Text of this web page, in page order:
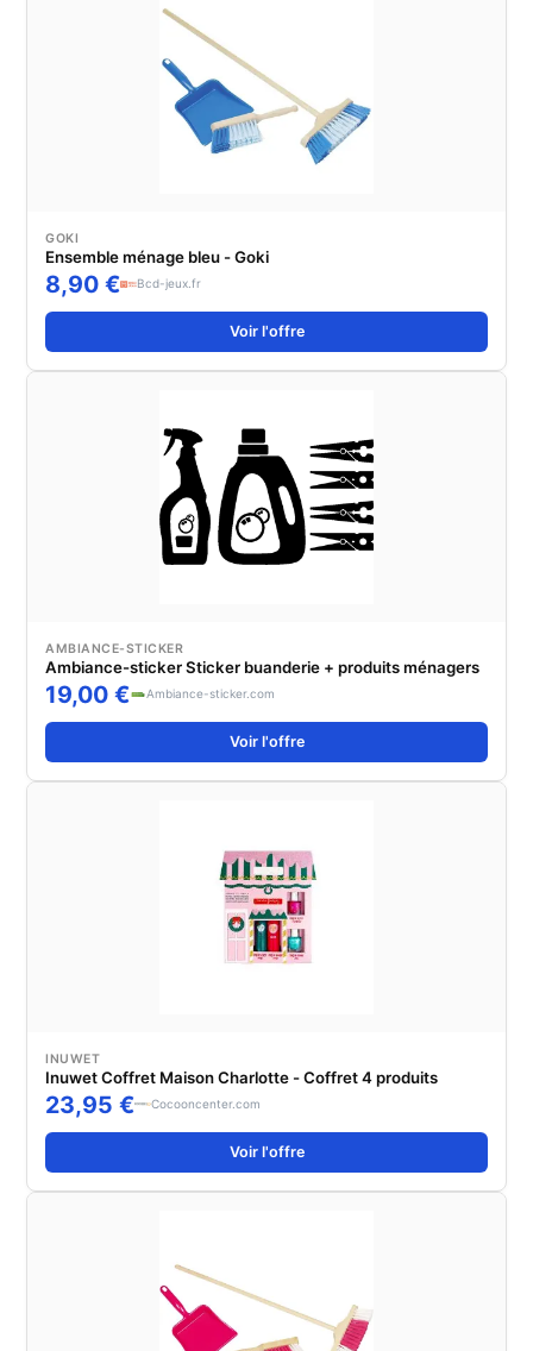
GOKI
Ensemble ménage bleu - Goki
8,90 € Bcd-jeux.fr
Voir l'offre
AMBIANCE-STICKER
Ambiance-sticker Sticker buanderie + produits ménagers
19,00 € Ambiance-sticker.com
Voir l'offre
INUWET
Inuwet Coffret Maison Charlotte - Coffret 4 produits
23,95 € Cocooncenter.com
Voir l'offre